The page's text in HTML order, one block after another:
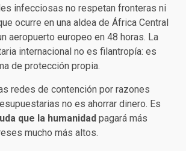
infecciosas no respetan fronteras ni
ocurre en una aldea de África Central
aeropuerto europeo en 48 horas. La
internacional no es filantropía: es
de protección propia.
redes de contención por razones
no es ahorrar dinero. Es
que la humanidad pagará más
mucho más altos.